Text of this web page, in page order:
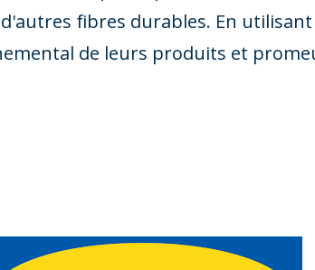
fibres durables. En
de leurs produits et